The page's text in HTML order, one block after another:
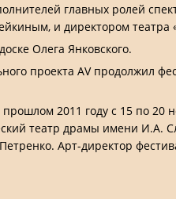
главных ролей
и директором театра
Олега Янковского.
проекта AV продолжил
2011 году с 15 по 20
театр драмы имени И.А.
Арт-директор